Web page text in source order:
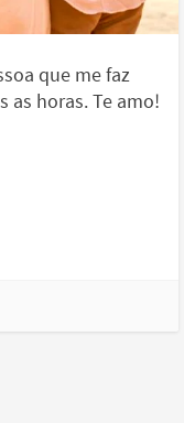
que me faz
as horas. Te amo!